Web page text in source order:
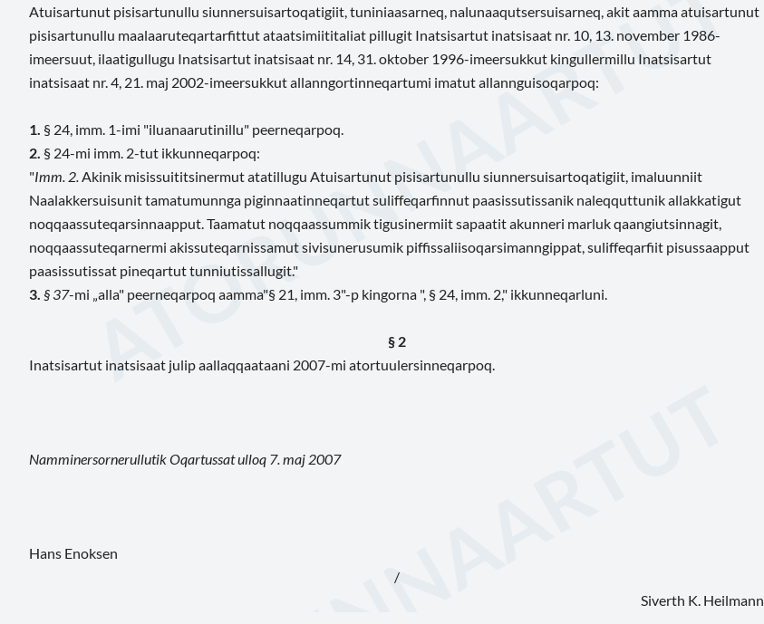
Atuisartunut pisisartunullu siunnersuisartoqatigiit, tuniniaasarneq, nalunaaqutsersuisarneq, akit aamma atuisartunut
pisisartunullu maalaaruteqartarfittut ataatsimiititaliat pillugit Inatsisartut inatsisaat nr. 10, 13. november 1986-
imeersuut, ilaatigullugu Inatsisartut inatsisaat nr. 14, 31. oktober 1996-imeersukkut kingullermillu Inatsisartut
inatsisaat nr. 4, 21. maj 2002-imeersukkut allanngortinneqartumi imatut allannguisoqarpoq:
1. § 24, imm. 1-imi "iluanaarutinillu" peerneqarpoq.
2. § 24-mi imm. 2-tut ikkunneqarpoq:
"Imm. 2. Akinik misissuititsinermut atatillugu Atuisartunut pisisartunullu siunnersuisartoqatigiit, imaluunniit
Naalakkersuisunit tamatumunnga piginnaatinneqartut suliffeqarfinnut paasissutissanik naleqquttunik allakkatigut
noqqaassuteqarsinnaapput. Taamatut noqqaassummik tigusinermiit sapaatit akunneri marluk qaangiutsinnagit,
noqqaassuteqarnermi akissuteqarnissamut sivisunerusumik piffissaliisoqarsimanngippat, suliffeqarfiit pisussaapput
paasissutissat pineqartut tunniutissallugit."
3. § 37-mi „alla" peerneqarpoq aamma"§ 21, imm. 3"-p kingorna ", § 24, imm. 2," ikkunneqarluni.
§ 2
Inatsisartut inatsisaat julip aallaqqaataani 2007-mi atortuulersinneqarpoq.
Namminersornerullutik Oqartussat ulloq 7. maj 2007
Hans Enoksen
/
Siverth K. Heilmann